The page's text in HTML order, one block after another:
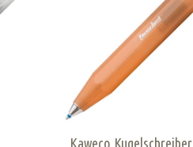
Kaweco Kugelschreiber